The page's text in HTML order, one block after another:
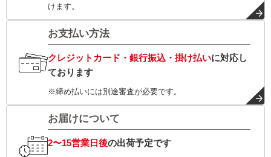
けます。
お支払い方法
クレジットカード・銀行振込・掛け払いに対応し
ております
※締め払いには別途審査が必要です。
お届けについて
2〜15営業日後の出荷予定です